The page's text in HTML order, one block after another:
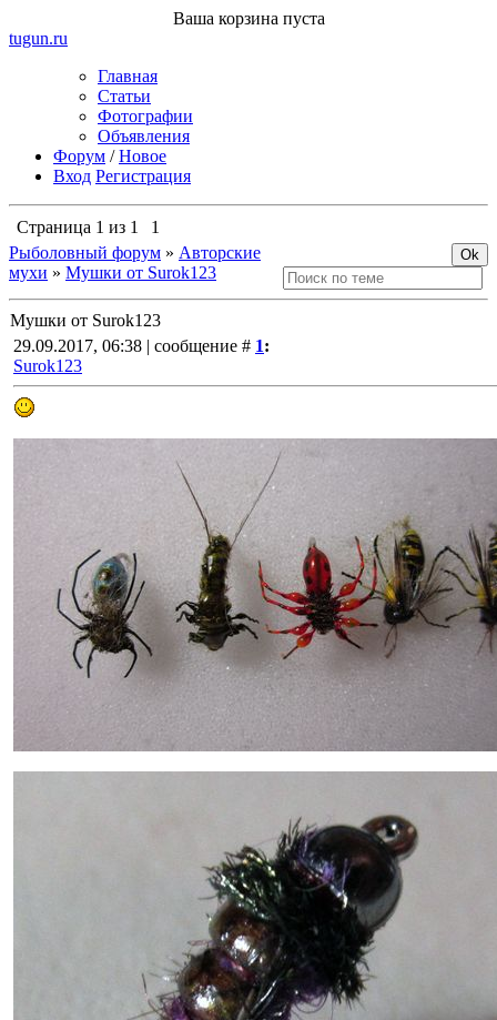
Ваша корзина пуста
tugun.ru
Главная
Статьи
Фотографии
Объявления
Форум /Новое
Вход Регистрация
Страница 1 из 1
1
Рыболовный форум » Авторские
мухи » Мушки от Surok123
Мушки от Surok123
29.09.2017, 06:38 | сообщение # 1:
Surok123